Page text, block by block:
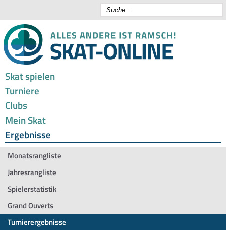
Skat spielen
Turniere
Clubs
Mein Skat
Ergebnisse
Monatsrangliste
Jahresrangliste
Spielerstatistik
Grand Ouverts
Turnierergebnisse